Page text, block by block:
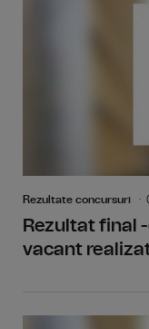
Rezultate concursuri
Rezultat final
vacant